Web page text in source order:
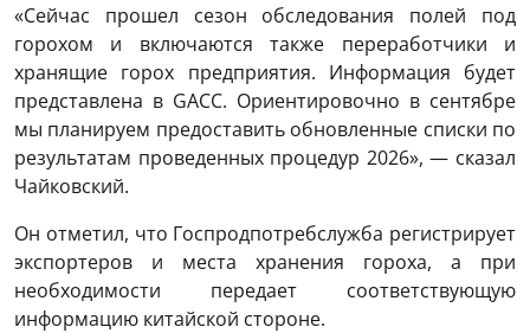
«Сейчас прошел сезон обследования полей под
горохом и включаются также переработчики и
хранящие горох предприятия. Информация будет
представлена ​​в GACC. Ориентировочно в сентябре
мы планируем предоставить обновленные списки по
результатам проведенных процедур 2026», — сказал
Чайковский.
Он отметил, что Госпродпотребслужба регистрирует
экспортеров и места хранения гороха, а при
необходимости передает соответствующую
информацию китайской стороне.